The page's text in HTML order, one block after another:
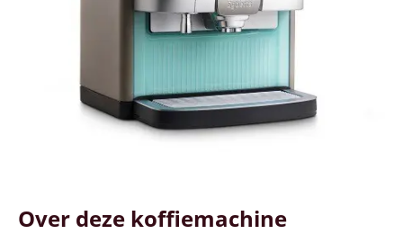
Over deze koffiemachine